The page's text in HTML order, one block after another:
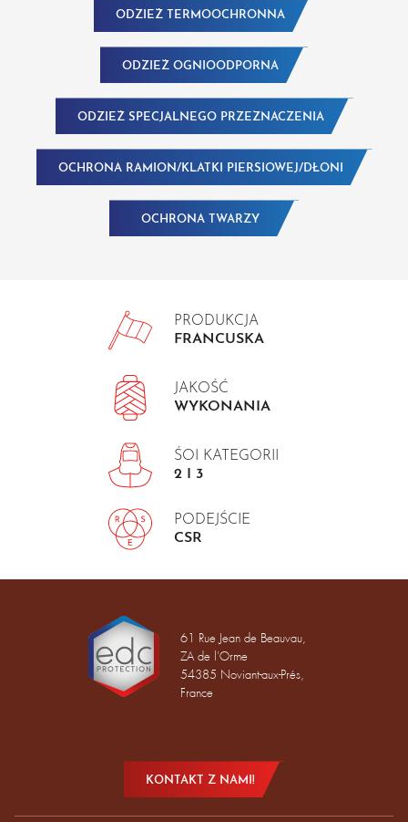
ODZIEŻ TERMOOCHRONNA
ODZIEŻ OGNIOODPORNA
ODZIEŻ SPECJALNEGO PRZEZNACZENIA
OCHRONA RAMION/KLATKI PIERSIOWEJ/DŁONI
OCHRONA TWARZY
PRODUKCJA
FRANCUSKA
JAKOŚĆ
WYKONANIA
ŚOI KATEGORII
2 I 3
PODEJŚCIE
CSR
61 Rue Jean de Beauvau,
ZA de l'Orme
54385 Noviant-aux-Prés,
France
KONTAKT Z NAMI!